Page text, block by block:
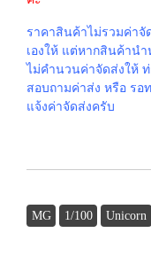
ราคาสินค้าไม่รวมค่าจั
เองให้ แต่หากสินค้าน
ไม่คำนวนค่าจัดส่งให้ ท่
สอบถามค่าส่ง หรือ รอ
แจ้งค่าจัดส่งครับ
MG 1/100 Unicorn